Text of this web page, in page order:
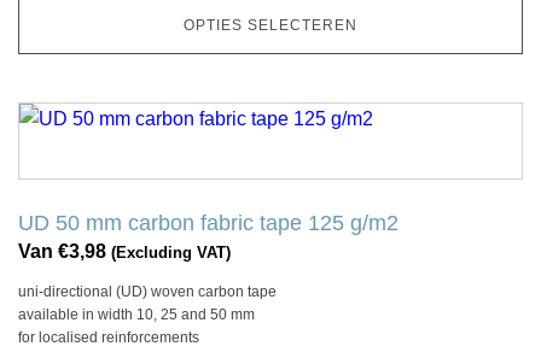
OPTIES SELECTEREN
worden
de
UD 50 mm carbon fabric tape 125 g/m2
Van €3,98 (Excluding VAT)
uni-directional (UD) woven carbon tape
available in width 10, 25 and 50 mm
for localised reinforcements
Dit
heeft
variaties.
optie
kan